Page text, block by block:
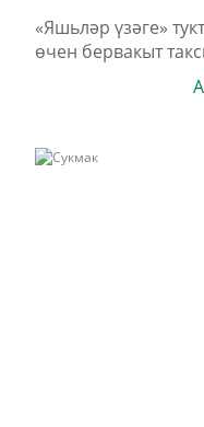
«Яшьләр үзәге»
өчен бервакыт